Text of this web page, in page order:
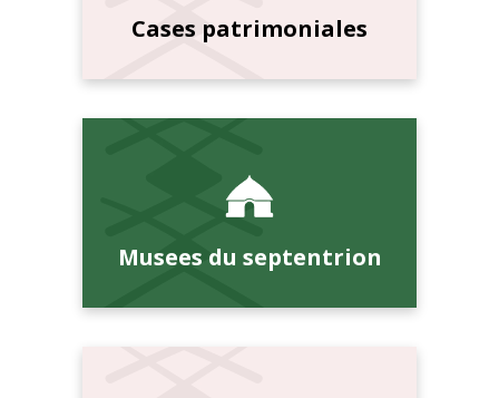
Cases patrimoniales
Musees du septentrion